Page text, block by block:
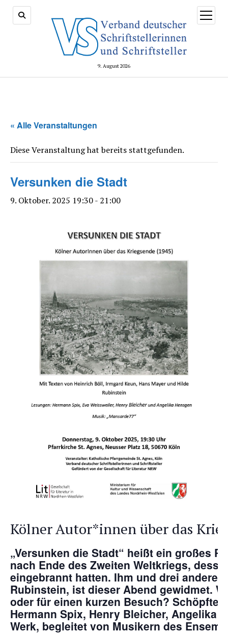
9. August 2026
Menü
öffnen
« Alle Veranstaltungen
Diese Veranstaltung hat bereits stattgefunden.
Versunken die Stadt
9. Oktober. 2025 19:30- 21:00
Kölner Autor*innen über das
„Versunken die Stadt“ heißt ein großes
nach Ende des Zweiten Weltkriegs,
eingebrannt hatten. Ihm und drei
Rubinstein, ist dieser Abend gewidmet.
oder für einen kurzen Besuch?
Hermann Spix, Henry Bleicher, Angelika
Werk, begleitet von Musikern des